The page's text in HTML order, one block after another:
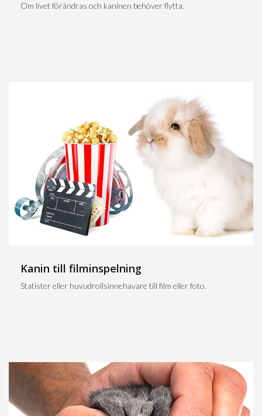
Om livet förändras och kaninen behöver flytta.
Kanin till filminspelning
Statister eller huvudrollsinnehavare till film eller foto.